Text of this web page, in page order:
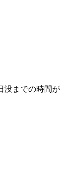
没までの時間が